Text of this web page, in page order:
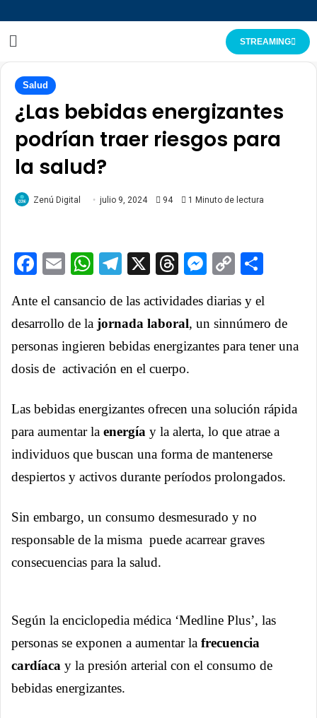
STREAMING
Salud
¿Las bebidas energizantes
podrían traer riesgos para
la salud?
Zenú Digital julio 9, 2024 94 1 Minuto de lectura
Facebook
EmailWhatsApp
Telegram
X ThreadsCopy
Ante el cansancio de las actividades diarias y el
desarrollo de la jornada laboral, un sinnúmero de
personas ingieren bebidas energizantes para tener una
dosis de activación en el cuerpo.
Las bebidas energizantes ofrecen una solución rápida
para aumentar la energía y la alerta, lo que atrae a
individuos que buscan una forma de mantenerse
despiertos y activos durante períodos prolongados.
Sin embargo, un consumo desmesurado y no
responsable de la misma puede acarrear graves
consecuencias para la salud.
Según la enciclopedia médica ‘Medline Plus’, las
personas se exponen a aumentar la frecuencia
cardíaca y la presión arterial con el consumo de
bebidas energizantes.